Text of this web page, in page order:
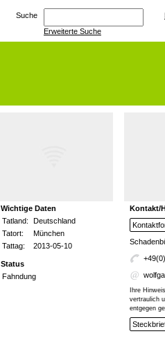
Suche
Erweiterte Suche
Wichtige Daten
Tatland:
Deutschland
Tatort:
München
Tattag:
2013-05-10
Status
Fahndung
Kontakt/
Ihre
vertraulich
entgegen